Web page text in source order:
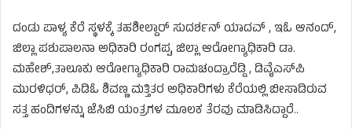
ದಂಡು ಪಾಳ್ಯ ಕೆರೆ ಸ್ಥಳಕ್ಕೆ ತಹಶೀಲ್ದಾರ್ ಸುದರ್ಶನ್ ಯಾದವ್ , ಇಓ ಆನಂದ್,
ಜಿಲ್ಲಾ ಪಶುಪಾಲನಾ ಅಧಿಕಾರಿ ರಂಗಪ್ಪ, ಜಿಲ್ಲಾ ಆರೋಗ್ಯಾಧಿಕಾರಿ ಡಾ.
ಮಹೇಶ್,ತಾಲೂಕು ಆರೋಗ್ಯಾಧಿಕಾರಿ ರಾಮಚಂದ್ರಾರೆಡ್ಡಿ , ಡಿವೈಎಸ್‌ಪಿ
ಮುರಳಿಧರ್, ಪಿಡಿಓ ಶಿವಣ್ಣ ಮತ್ತಿತರ ಅಧಿಕಾರಿಗಳು ಕೆರೆಯಲ್ಲಿ ಬೀಸಾಡಿರುವ
ಸತ್ತ ಹಂದಿಗಳನ್ನು ಜೆಸಿಬಿ ಯಂತ್ರಗಳ ಮೂಲಕ ತೆರವು ಮಾಡಿಸಿದ್ದಾರೆ..